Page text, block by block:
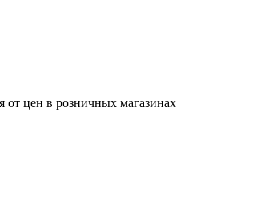
от цен в розничных магазинах